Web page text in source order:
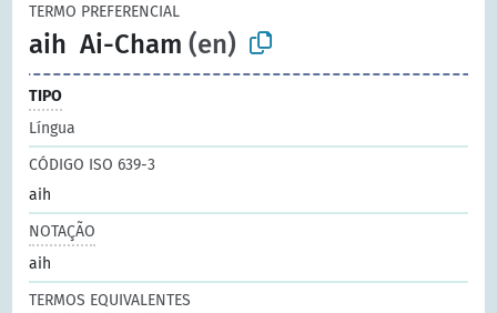
TERMO PREFERENCIAL
aih Ai-Cham (en)
TIPO
Língua
CÓDIGO ISO 639-3
aih
NOTAÇÃO
aih
TERMOS EQUIVALENTES